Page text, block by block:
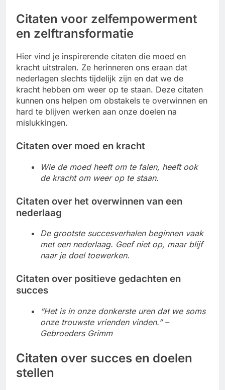
Citaten voor zelfempowerment
en zelftransformatie
Hier vind je inspirerende citaten die moed en
kracht uitstralen. Ze herinneren ons eraan dat
nederlagen slechts tijdelijk zijn en dat we de
kracht hebben om weer op te staan. Deze citaten
kunnen ons helpen om obstakels te overwinnen en
hard te blijven werken aan onze doelen na
mislukkingen.
Citaten over moed en kracht
Wie de moed heeft om te falen, heeft ook
de kracht om weer op te staan.
Citaten over het overwinnen van een
nederlaag
De grootste succesverhalen beginnen vaak
met een nederlaag. Geef niet op, maar blijf
naar je doel toewerken.
Citaten over positieve gedachten en
succes
“Het is in onze donkerste uren dat we soms
onze trouwste vrienden vinden.” –
Gebroeders Grimm
Citaten over succes en doelen
stellen